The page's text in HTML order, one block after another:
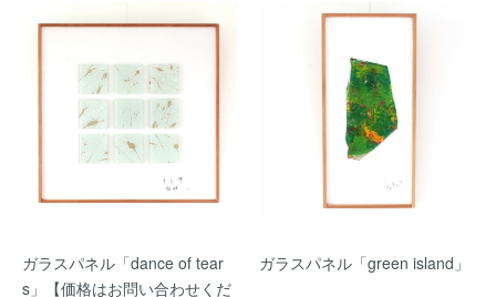
ガラスパネル「dance of tear
s」【価格はお問い合わせくだ
ガラスパネル「green island」